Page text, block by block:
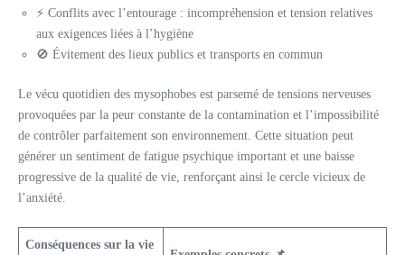
⚡ Conflits avec l’entourage : incompréhension et tension relatives
aux exigences liées à l’hygiène
🚫 Évitement des lieux publics et transports en commun
Le vécu quotidien des mysophobes est parsemé de tensions nerveuses
provoquées par la peur constante de la contamination et l’impossibilité
de contrôler parfaitement son environnement. Cette situation peut
générer un sentiment de fatigue psychique important et une baisse
progressive de la qualité de vie, renforçant ainsi le cercle vicieux de
l’anxiété.
Conséquences sur la vie